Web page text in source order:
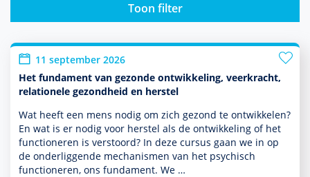
Toon filter
11 september 2026
Het fundament van gezonde ontwikkeling, veerkracht,
relationele gezondheid en herstel
Wat heeft een mens nodig om zich gezond te ontwik­kelen?
En wat is er nodig voor herstel als de ont­wikke­ling of het
functio­neren is verstoord? In deze cursus gaan we in op
de onderliggende mechanismen van het psychisch
functio­neren, ons fundament. We …